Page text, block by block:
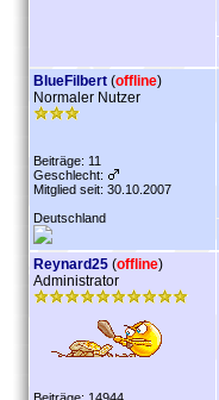
BlueFilbert (offline)
Normaler Nutzer
Beiträge: 11
Geschlecht:
Mitglied seit: 30.10.2007
Deutschland
Reynard25 (offline)
Administrator